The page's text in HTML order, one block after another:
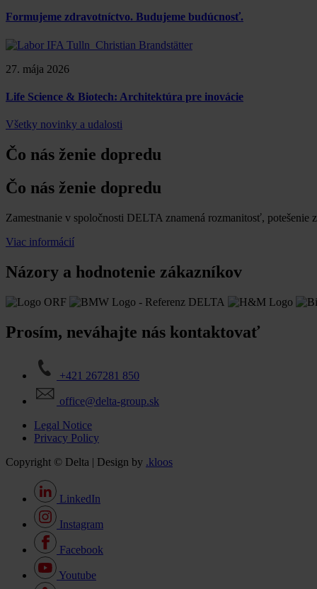
Formujeme zdravotníctvo. Budujeme budúcnosť.
27. mája 2026
Life Science & Biotech: Architektúra pre inovácie
Všetky novinky a udalosti
Čo nás ženie dopredu
Čo nás ženie dopredu
Zamestnanie v spoločnosti DELTA znamená rozmanitosť, potešenie
Viac informácií
Názory a hodnotenie zákazníkov
Prosím, neváhajte nás kontaktovať
+421 267281 850
office@delta-group.sk
Legal Notice
Privacy Policy
Copyright © Delta | Design by .kloos
LinkedIn
Instagram
Facebook
Youtube